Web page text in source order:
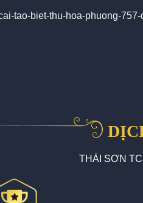
tao-biet-thu-hoa-phuong-
THÁI SƠN